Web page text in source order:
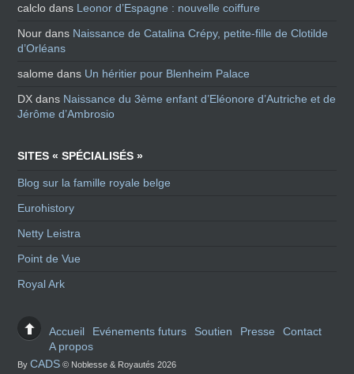
calclo dans Leonor d’Espagne : nouvelle coiffure
Nour dans Naissance de Catalina Crépy, petite-fille de Clotilde
d’Orléans
salome dans Un héritier pour Blenheim Palace
DX dans Naissance du 3ème enfant d’Eléonore d’Autriche et de
Jérôme d’Ambrosio
SITES « SPÉCIALISÉS »
Blog sur la famille royale belge
Eurohistory
Netty Leistra
Point de Vue
Royal Ark
Accueil Evénements futurs Soutien Presse
Contact
A propos
ByCADS © Noblesse & Royautés 2026